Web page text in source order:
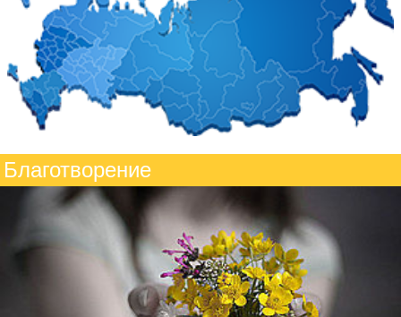
Благотворение